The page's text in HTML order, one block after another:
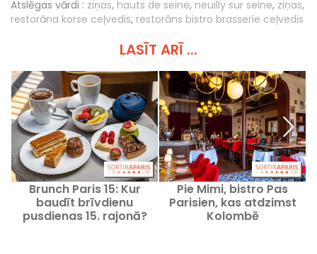
Atslēgas vārdi : ziņas, hauts de seine, neuilly sur seine, ziņas,
restorāna korse ceļvedis, restorāns bistro brasserie ceļvedis
LASĪT ARĪ ...
Brunch Paris 15: Kur
baudīt brīvdienu
pusdienas 15. rajonā?
Pie Mimi, bistro Pas
Parisien, kas atdzimst
Kolombē